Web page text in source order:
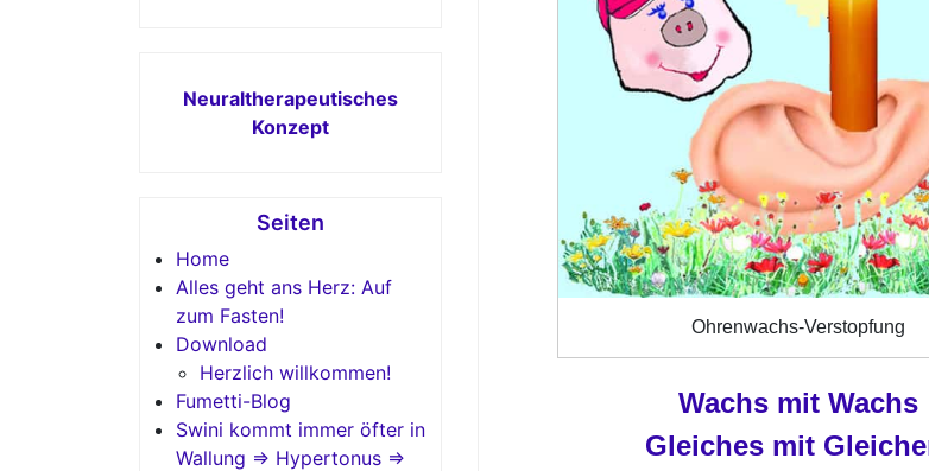
Neuraltherapeutisches
Konzept
Seiten
Home
Alles geht ans Herz: Auf
zum Fasten!
Download
Herzlich willkommen!
Fumetti-Blog
Swini kommt immer öfter in
Wallung => Hypertonus =>
Ohrenwachs-Verstopfung
Wachs mit Wachs
Gleiches mit